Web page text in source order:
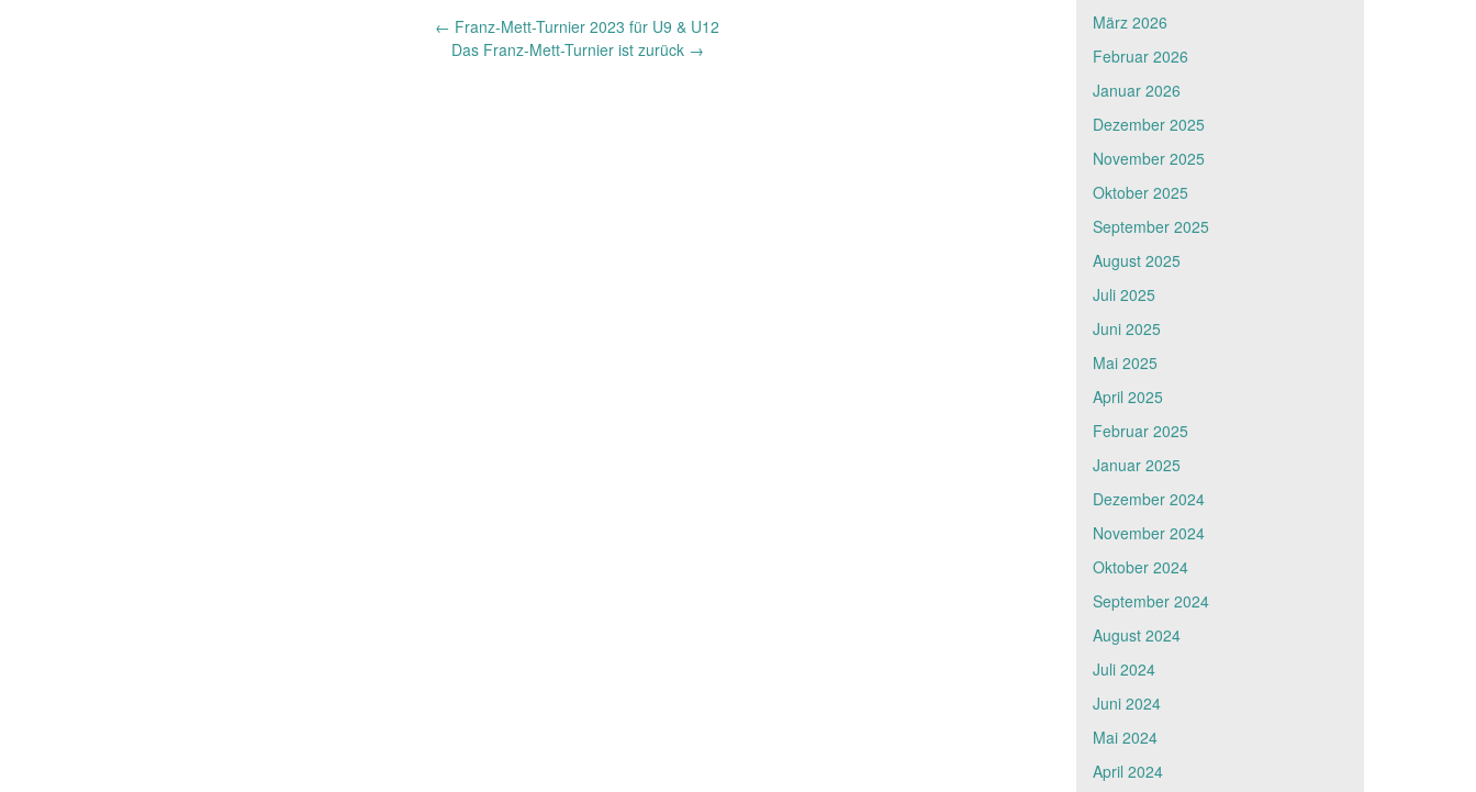
← Franz-Mett-Turnier 2023 für U9 & U12
Das Franz-Mett-Turnier ist zurück →
März 2026
Februar 2026
Januar 2026
Dezember 2025
November 2025
Oktober 2025
September 2025
August 2025
Juli 2025
Juni 2025
Mai 2025
April 2025
Februar 2025
Januar 2025
Dezember 2024
November 2024
Oktober 2024
September 2024
August 2024
Juli 2024
Juni 2024
Mai 2024
April 2024